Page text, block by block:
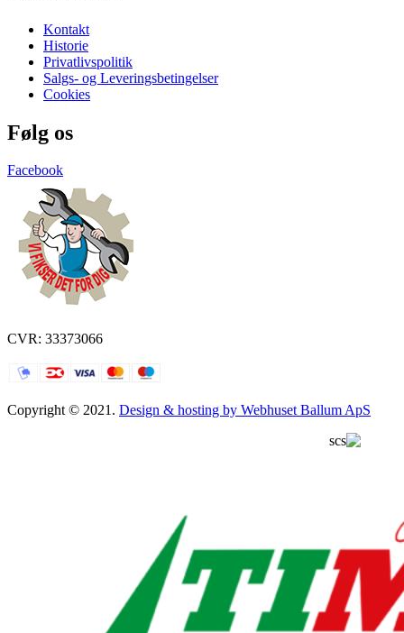
Kontakt
Historie
Privatlivspolitik
Salgs- og Leveringsbetingelser
Cookies
Følg os
Facebook
CVR: 33373066
Copyright © 2021. Design & hosting by Webhuset Ballum ApS